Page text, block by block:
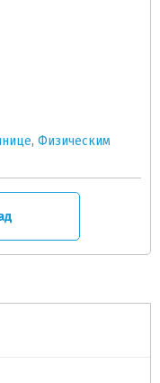
, Физическим